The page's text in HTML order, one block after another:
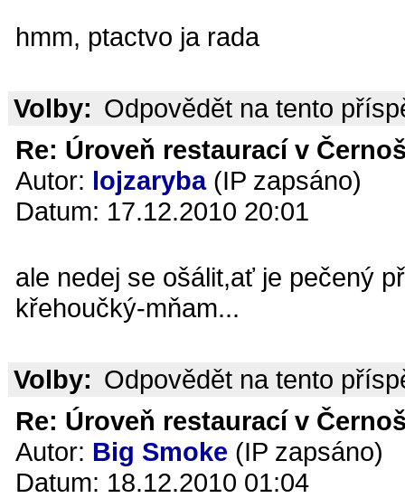
hmm, ptactvo ja rada
Volby: Odpovědět na tento
Re: Úroveň restaurací v
Autor: lojzaryba(IP zapsáno)
Datum: 17.12.2010 20:01
ale nedej se ošálit,ať je pečený
křehoučký-mňam...
Volby: Odpovědět na tento
Re: Úroveň restaurací v
Autor: Big Smoke (IP zapsáno)
Datum: 18.12.2010 01:04